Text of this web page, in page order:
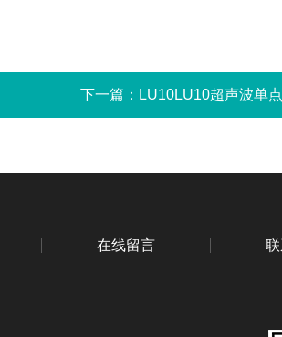
下一篇： LU10LU10超声波单
在线留言